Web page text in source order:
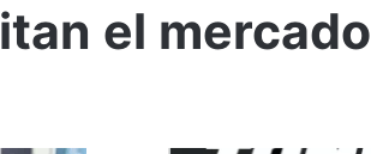
el mercado